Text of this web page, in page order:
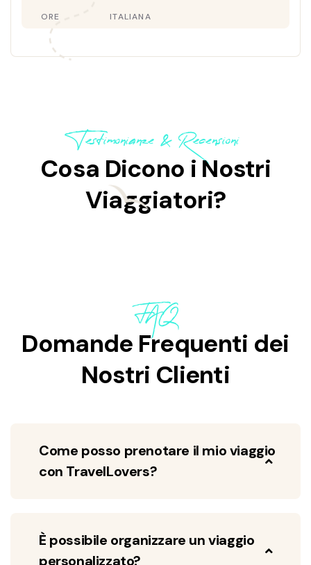
ORE ITALIANA
Testimonianze & Recensioni
Cosa Dicono i Nostri
Viaggiatori?
FAQ
Domande Frequenti dei
Nostri Clienti
Come posso prenotare il mio viaggio
con TravelLovers?
È possibile organizzare un viaggio
personalizzato?